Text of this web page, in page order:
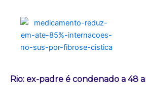
Rio: ex-padre é condenado a 48